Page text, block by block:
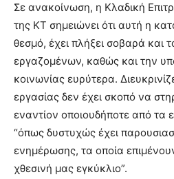
Σε ανακοίνωση, η Κλαδική
της ΚΤ σημειώνει ότι αυτή η
θεσμό, έχει πλήξει σοβαρά και
εργαζομένων, καθώς και την
κοινωνίας ευρύτερα.
εργασίας δεν έχει σκοπό να
εναντίον οποιουδήποτε από τα
“όπως δυστυχώς έχει
ενημέρωσης, τα οποία
χθεσινή μας εγκύκλιο”.